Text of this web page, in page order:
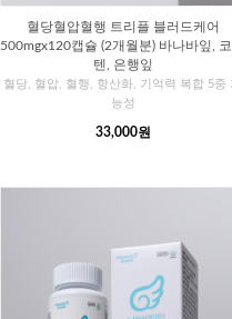
혈당혈압혈행 트리플 블러드케어
500mgx120캡슐 (2개월분) 바나바잎,
텐, 은행잎
혈당, 혈압, 혈행, 항산화, 기억력 복합 5중
능성
33,000원